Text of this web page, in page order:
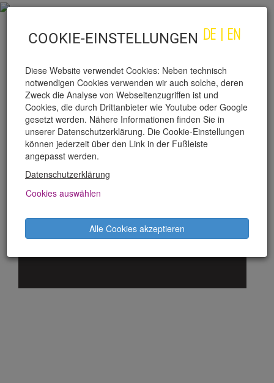
DE EN
RYAN CARPENTER
PRODUKTIONEN
ELEKTRA – WAS IST DAS FÜR 1
COOKIE-EINSTELLUNGEN
Diese Website verwendet Cookies: Neben technisch
notwendigen Cookies verwenden wir auch solche, deren
Zweck die Analyse von Webseitenzugriffen ist und
Cookies, die durch Drittanbieter wie Youtube oder Google
gesetzt werden. Nähere Informationen finden Sie in
unserer Datenschutzerklärung. Die Cookie-Einstellungen
können jederzeit über den Link in der Fußleiste
angepasst werden.
Datenschutzerklärung
Cookies auswählen
Alle Cookies akzeptieren